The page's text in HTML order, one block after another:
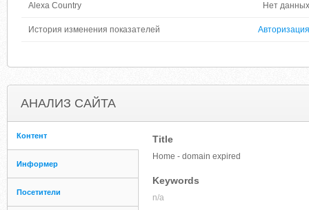
Alexa Country Нет данных
История изменения показателей Авторизация
АНАЛИЗ САЙТА
Контент
Информер
Посетители
Title
Home - domain expired
Keywords
n/a